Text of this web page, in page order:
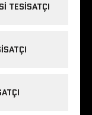
TESISATÇI